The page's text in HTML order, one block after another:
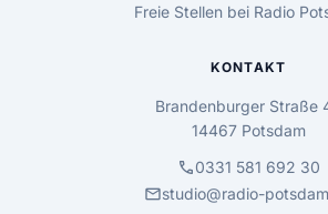
Freie Stellen bei Radio
KONTAKT
Brandenburger Straße
14467 Potsdam
call0331 581 692 30
mailstudio@radio-